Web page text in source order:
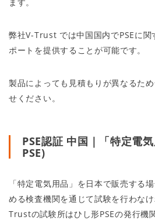
弊社V-Trust では中国国内でPSEに関
ポートを提供することが可能です。
製品によっても見積もりが異なるた
せください。
PSE認証 中国｜「特定電
PSE)
「特定電気用品」を日本で販売する
める検査機関を通じて試験を行わな
Trustの試験所はひし形PSEの発行機